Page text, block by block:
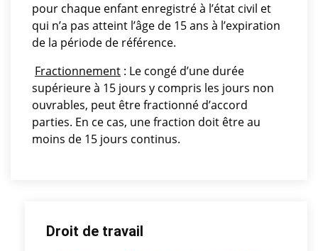
pour chaque enfant enregistré à l’état civil et
qui n’a pas atteint l’âge de 15 ans à l’expiration
de la période de référence.
Fractionnement : Le congé d’une durée
supérieure à 15 jours y compris les jours non
ouvrables, peut être fractionné d’accord
parties. En ce cas, une fraction doit être au
moins de 15 jours continus.
Droit de travail